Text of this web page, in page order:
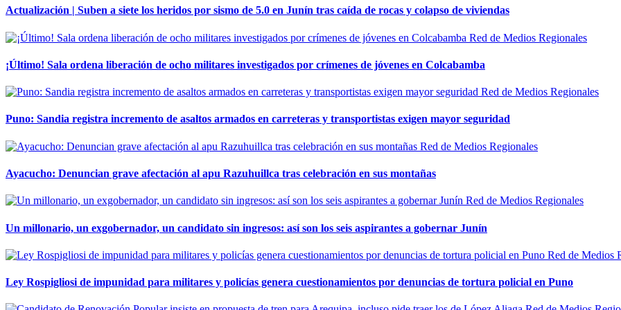
Actualización | Suben a siete los heridos por sismo de 5.0 en Junín tras caída de rocas y colapso de viviendas
Red de Medios Regionales
¡Último! Sala ordena liberación de ocho militares investigados por crímenes de jóvenes en Colcabamba
Red de Medios Regionales
Puno: Sandia registra incremento de asaltos armados en carreteras y transportistas exigen mayor seguridad
Red de Medios Regionales
Ayacucho: Denuncian grave afectación al apu Razuhuillca tras celebración en sus montañas
Red de Medios Regionales
Un millonario, un exgobernador, un candidato sin ingresos: así son los seis aspirantes a gobernar Junín
Red de Medios
Ley Rospigliosi de impunidad para militares y policías genera cuestionamientos por denuncias de tortura policial en Puno